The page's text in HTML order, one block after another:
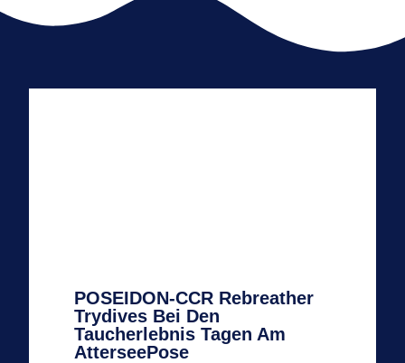
POSEIDON-CCR Rebreather
Trydives Bei Den
Taucherlebnis Tagen Am
AtterseePose